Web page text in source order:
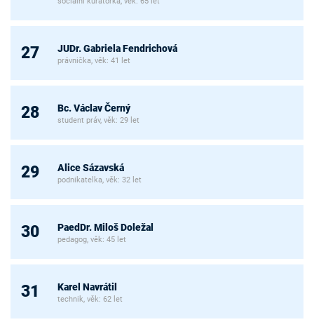
27 JUDr. Gabriela Fendrichová
právnička, věk: 41 let
28 Bc. Václav Černý
student práv, věk: 29 let
29 Alice Sázavská
podnikatelka, věk: 32 let
30 PaedDr. Miloš Doležal
pedagog, věk: 45 let
31 Karel Navrátil
technik, věk: 62 let